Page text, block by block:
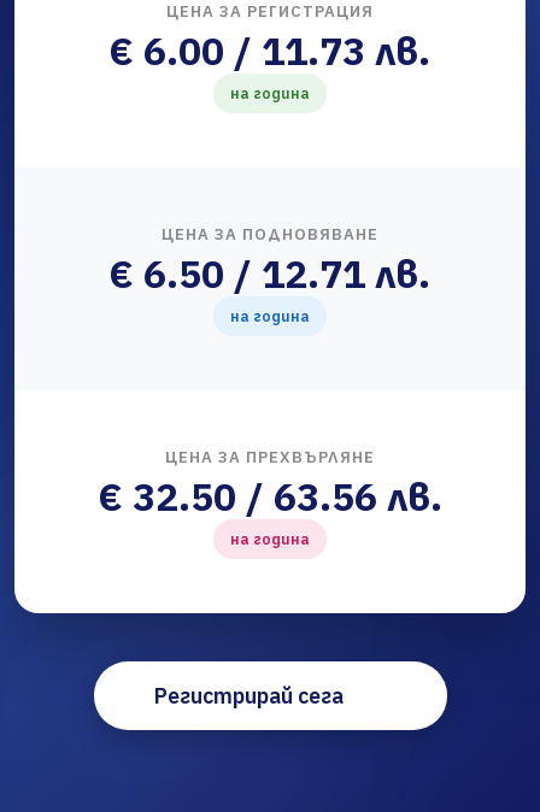
ЦЕНА ЗА РЕГИСТРАЦИЯ
€ 6.00 / 11.73 лв.
на година
ЦЕНА ЗА ПОДНОВЯВАНЕ
€ 6.50 / 12.71 лв.
на година
ЦЕНА ЗА ПРЕХВЪРЛЯНЕ
€ 32.50 / 63.56 лв.
на година
Регистрирай сега